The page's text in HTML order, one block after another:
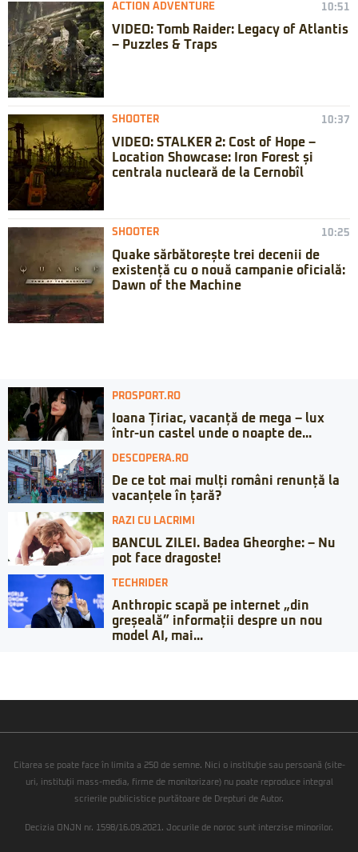
ACTION ADVENTURE 10:51
VIDEO: Tomb Raider: Legacy of Atlantis
– Puzzles & Traps
SHOOTER 10:37
VIDEO: STALKER 2: Cost of Hope –
Location Showcase: Iron Forest și
centrala nucleară de la Cernobîl
SHOOTER 10:25
Quake sărbătorește trei decenii de
existență cu o nouă campanie oficială:
Dawn of the Machine
PROSPORT.RO
Ioana Țiriac, vacanță de mega – lux
într-un castel unde o noapte de...
DESCOPERA.RO
De ce tot mai mulți români renunță la
vacanțele în țară?
RAZI CU LACRIMI
BANCUL ZILEI. Badea Gheorghe: – Nu
pot face dragoste!
TECHRIDER
Anthropic scapă pe internet „din
greșeală” informații despre un nou
model AI, mai...
Citarea se poate face în limita a 250 de semne. Nici o instituţie sau persoană (site-
uri, instituţii mass-media, firme de monitorizare) nu poate reproduce integral
scrierile publicistice purtătoare de Drepturi de Autor.
Decizia ONJN nr. 1598/16.09.2021. Jocurile de noroc sunt interzise minorilor.